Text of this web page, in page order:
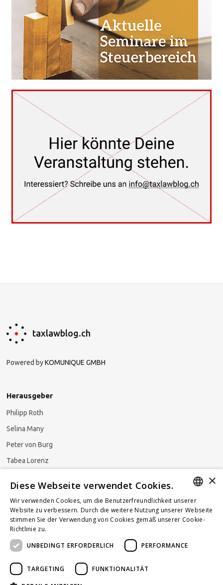
taxlawblog.ch
Powered byKOMUNIQUE GMBH
Herausgeber
Philipp Roth
Selina Many
Peter von Burg
Tabea Lorenz
Newsletter abonnieren
GERMAN
FRENCH
×
Diese Webseite verwendet Cookies.
Wir verwenden Cookies, um die Benutzerfreundlichkeit unserer
Website zu verbessern. Durch die weitere Nutzung unserer Webseite
stimmen Sie der Verwendung von Cookies gemäß unserer Cookie-
Richtlinie zu.
UNBEDINGT ERFORDERLICH
PERFORMANCE
TARGETING FUNKTIONALITÄT